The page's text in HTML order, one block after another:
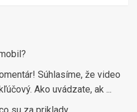
Súhlasíme, že video
Ako uvádzate, ak ...